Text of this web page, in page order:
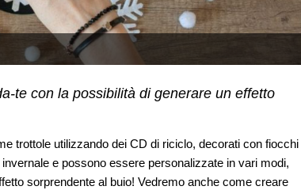
te con la possibilità di generare un effetto
trottole utilizzando dei CD di riciclo, decorati con fiocchi
e possono essere personalizzate in vari modi,
sorprendente al buio! Vedremo anche come creare